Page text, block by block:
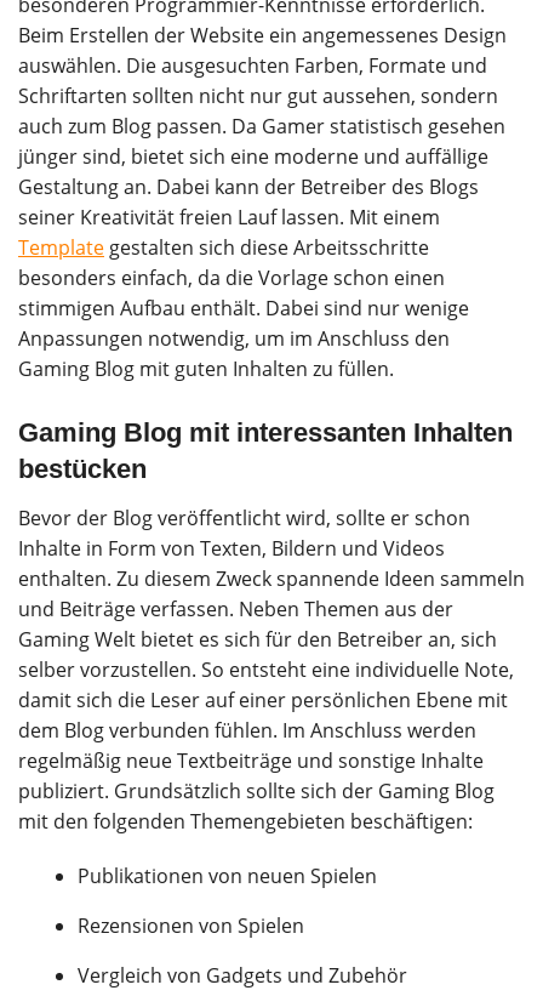
Beim Erstellen der Website ein angemessenes Design
auswählen. Die ausgesuchten Farben, Formate und
Schriftarten sollten nicht nur gut aussehen, sondern
auch zum Blog passen. Da Gamer statistisch gesehen
jünger sind, bietet sich eine moderne und auffällige
Gestaltung an. Dabei kann der Betreiber des Blogs
seiner Kreativität freien Lauf lassen. Mit einem
Template gestalten sich diese Arbeitsschritte
besonders einfach, da die Vorlage schon einen
stimmigen Aufbau enthält. Dabei sind nur wenige
Anpassungen notwendig, um im Anschluss den
Gaming Blog mit guten Inhalten zu füllen.
Gaming Blog mit interessanten Inhalten
bestücken
Bevor der Blog veröffentlicht wird, sollte er schon
Inhalte in Form von Texten, Bildern und Videos
enthalten. Zu diesem Zweck spannende Ideen sammeln
und Beiträge verfassen. Neben Themen aus der
Gaming Welt bietet es sich für den Betreiber an, sich
selber vorzustellen. So entsteht eine individuelle Note,
damit sich die Leser auf einer persönlichen Ebene mit
dem Blog verbunden fühlen. Im Anschluss werden
regelmäßig neue Textbeiträge und sonstige Inhalte
publiziert. Grundsätzlich sollte sich der Gaming Blog
mit den folgenden Themengebieten beschäftigen:
Publikationen von neuen Spielen
Rezensionen von Spielen
Vergleich von Gadgets und Zubehör